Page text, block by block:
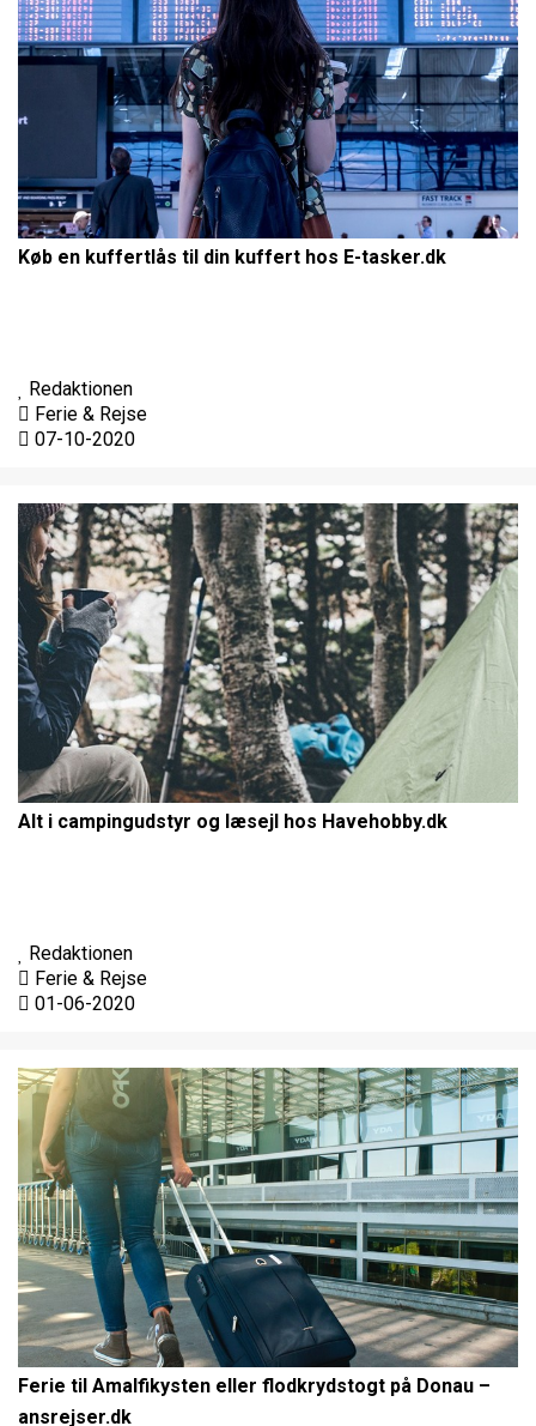
Køb en kuffertlås til din kuffert hos E-tasker.dk
Redaktionen
Ferie & Rejse
07-10-2020
Alt i campingudstyr og læsejl hos Havehobby.dk
Redaktionen
Ferie & Rejse
01-06-2020
Ferie til Amalfikysten eller flodkrydstogt på Donau –
ansrejser.dk